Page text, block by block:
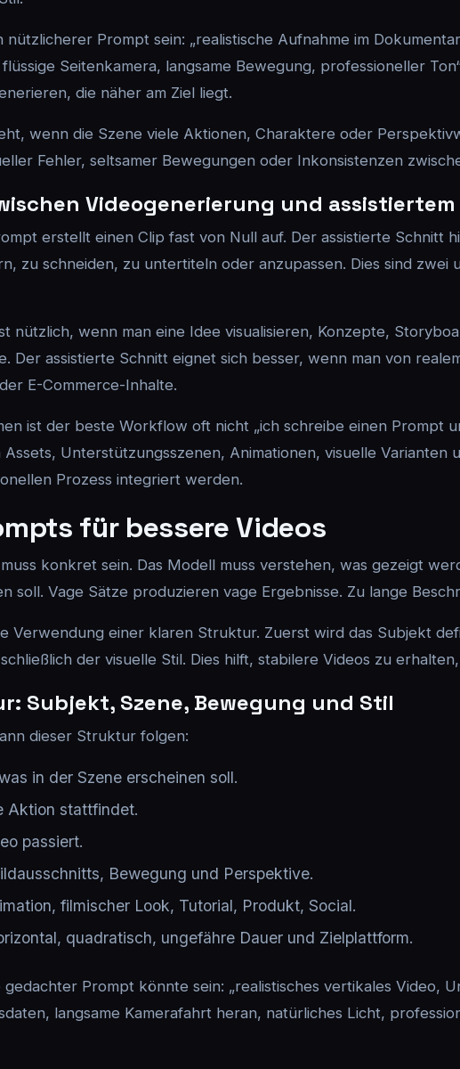
nützlicherer Prompt sein: „realistische Aufnahme im
Seitenkamera, langsame Bewegung, professioneller
die näher am Ziel liegt.
wenn die Szene viele Aktionen, Charaktere oder
Fehler, seltsamer Bewegungen oder Inkonsistenzen
Videogenerierung und
erstellt einen Clip fast von Null auf. Der assistierte Schnitt
zu schneiden, zu untertiteln oder anzupassen. Dies sind
nützlich, wenn man eine Idee visualisieren, Konzepte,
Der assistierte Schnitt eignet sich besser, wenn man von
E-Commerce-Inhalte.
ist der beste Workflow oft nicht „ich schreibe einen Prompt
Unterstützungsszenen, Animationen, visuelle Varianten
Prozess integriert werden.
für bessere Videos
konkret sein. Das Modell muss verstehen, was gezeigt
soll. Vage Sätze produzieren vage Ergebnisse. Zu lange
Verwendung einer klaren Struktur. Zuerst wird das Subjekt
der visuelle Stil. Dies hilft, stabilere Videos zu
Subjekt, Szene, Bewegung und Stil
dieser Struktur folgen:
in der Szene erscheinen soll.
Aktion stattfindet.
passiert.
Bewegung und Perspektive.
filmischer Look, Tutorial, Produkt, Social.
quadratisch, ungefähre Dauer und Zielplattform.
gedachter Prompt könnte sein: „realistisches vertikales Video,
langsame Kamerafahrt heran, natürliches Licht,